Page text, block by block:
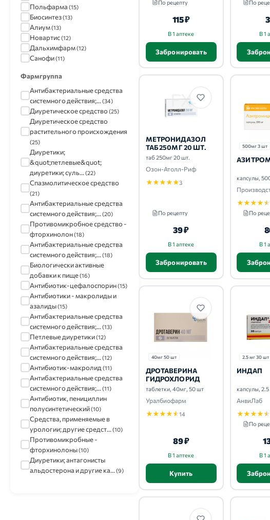
Польфарма (15)
Биосинтез(13)
Алиум(13)
Новартис(12)
Дальхимфарм(12)
Санофи(11)
Ирбитский ХФЗ
Вертекс(10)
Авва Рус-ЭкоЛэнд(10)
Сан Фармасьютикал(9)
Биохимик(9)
Эвалар(9)
Обновление
Фармгруппа
Антибактериальные средства
системного действия;... (34)
Диуретическое средство (25)
Диуретическое средство
растительного происхождения
(25)
Диуретики;
&quot;петлевые&quot;
диуретики; суль... (22)
Спазмолитическое средство
(21)
Антибактериальные средства
системного действия;... (20)
Противомикробное средство -
фторхинолон(18)
Антибактериальные средства
системного действия;... (18)
Биологически активные
добавки к пище(16)
Антибиотик-цефалоспорин(15)
Антибиотики - макролиды и
азалиды(15)
Антибактериальные средства
системного действия;... (13)
Петлевые диуретики(12)
Антибактериальные средства
системного действия;... (12)
Антибиотик-макролид (11)
Антибактериальные средства
системного действия;... (11)
Антибиотик, пенициллин
полусинтетический(10)
Средства, применяемые в
урологии; другие средст... (10)
Противомикробные -
фторхинолоны(10)
Диуретики; антагонисты
альдостерона и другие ка... (9)
По рецепту
115 ₽
В 1 аптеке
Забронировать
По
В 1
МЕТРОНИДАЗОЛ
ТАБ 250МГ 20 ШТ.
таб 250мг 20 шт.
Озон-Атолл-Риф
★★★★★3
По рецепту
39 ₽
В 1 аптеке
Забронировать
500мг 3 шт
капсулы,
★★★★★
По
В 1
40мг 50 шт
ДРОТАВЕРИНА
ГИДРОХЛОРИД
таблетки, 40мг, 50 шт
Уралбиофарм
★★★★★14
89 ₽
В 1 аптеке
Купить
2.5 мг 30 шт
ИНДАП
капсулы,
АнвиЛаб
★★★★★
По
В 1